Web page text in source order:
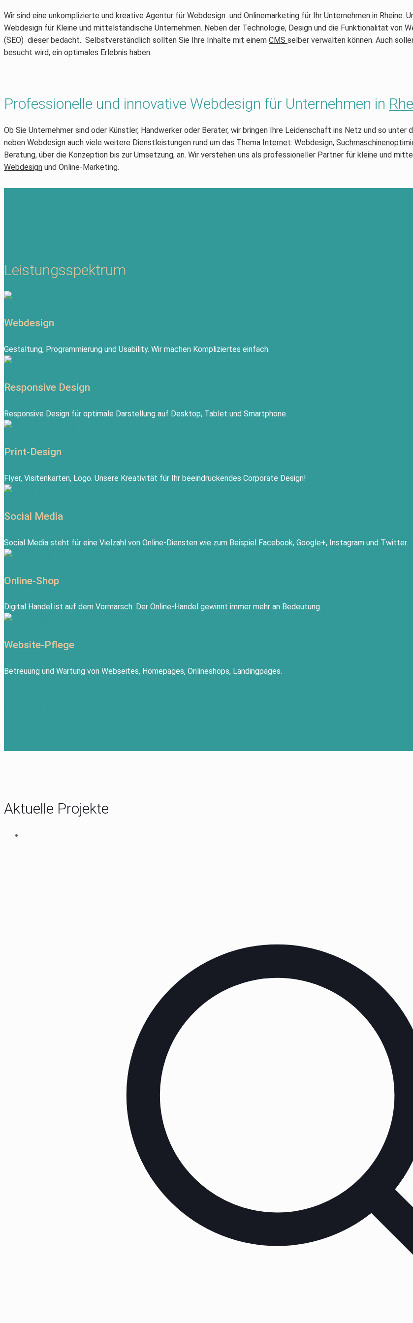
Wir sind eine unkomplizierte und kreative Agentur für Webdesign und Onlinemarketing für Ihr Unternehmen in Rheine.
Webdesign für Kleine und mittelständische Unternehmen. Neben der Technologie, Design und die Funktionalität von
(SEO) dieser bedacht. Selbstverständlich sollten Sie Ihre Inhalte mit einem CMS selber verwalten können. Auch
besucht wird, ein optimales Erlebnis haben.
Professionelle und innovative Webdesign für Unternehmen in
Ob Sie Unternehmer sind oder Künstler, Handwerker oder Berater, wir bringen Ihre Leidenschaft ins Netz und so
neben Webdesign auch viele weitere Dienstleistungen rund um das Thema Internet: Webdesign,
Beratung, über die Konzeption bis zur Umsetzung, an. Wir verstehen uns als professioneller Partner für kleine und
Webdesign und Online-Marketing.
Leistungsspektrum
Webdesign
Gestaltung, Programmierung und Usability. Wir machen Kompliziertes einfach.
Responsive Design
Responsive Design für optimale Darstellung auf Desktop, Tablet und Smartphone.
Print-Design
Flyer, Visitenkarten, Logo. Unsere Kreativität für Ihr beeindruckendes Corporate Design!
Social Media
Social Media steht für eine Vielzahl von Online-Diensten wie zum Beispiel Facebook, Google+, Instagram und Twitter.
Online-Shop
Digital Handel ist auf dem Vormarsch. Der Online-Handel gewinnt immer mehr an Bedeutung.
Website-Pflege
Betreuung und Wartung von Webseites, Homepages, Onlineshops, Landingpages.
Aktuelle Projekte